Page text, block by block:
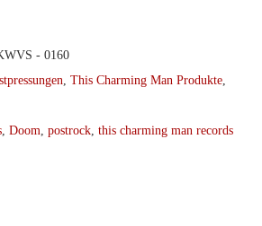
- 0160
This Charming Man Produkte
Doom postrock this charming man records